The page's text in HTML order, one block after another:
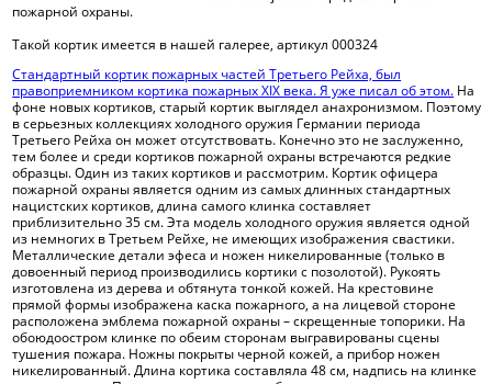
Наши новости
Новости культуры
Законодательство
Статьи и заметки
Статьи, публикации
Полезные ссылки
пожарной охраны.
Такой кортик имеется в нашей галерее, артикул 000324
Стандартный кортик пожарных частей Третьего Рейха, был
правоприемником кортика пожарных XIX века. Я уже писал об этом. На
фоне новых кортиков, старый кортик выглядел анахронизмом. Поэтому
в серьезных коллекциях холодного оружия Германии периода
Третьего Рейха он может отсутствовать. Конечно это не заслуженно,
тем более и среди кортиков пожарной охраны встречаются редкие
образцы. Один из таких кортиков и рассмотрим. Кортик офицера
пожарной охраны является одним из самых длинных стандартных
нацистских кортиков, длина самого клинка составляет
приблизительно 35 см. Эта модель холодного оружия является одной
из немногих в Третьем Рейхе, не имеющих изображения свастики.
Металлические детали эфеса и ножен никелированные (только в
довоенный период производились кортики с позолотой). Рукоять
изготовлена из дерева и обтянута тонкой кожей. На крестовине
прямой формы изображена каска пожарного, а на лицевой стороне
расположена эмблема пожарной охраны – скрещенные топорики. На
обоюдоостром клинке по обеим сторонам выгравированы сцены
тушения пожара. Ножны покрыты черной кожей, а прибор ножен
никелированный. Длина кортика составляла 48 см, надпись на клинке